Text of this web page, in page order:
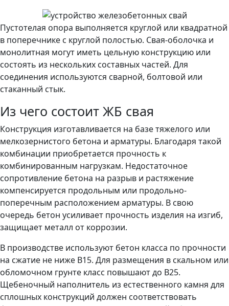
Пустотелая опора выполняется круглой или квадратной
в поперечнике с круглой полостью. Свая-оболочка и
монолитная могут иметь цельную конструкцию или
состоять из нескольких составных частей. Для
соединения используются сварной, болтовой или
стаканный стык.
Из чего состоит ЖБ свая
Конструкция изготавливается на базе тяжелого или
мелкозернистого бетона и арматуры. Благодаря такой
комбинации приобретается прочность к
комбинированным нагрузкам. Недостаточное
сопротивление бетона на разрыв и растяжение
компенсируется продольным или продольно-
поперечным расположением арматуры. В свою
очередь бетон усиливает прочность изделия на изгиб,
защищает металл от коррозии.
В производстве используют бетон класса по прочности
на сжатие не ниже В15. Для размещения в скальном или
обломочном грунте класс повышают до В25.
Щебеночный наполнитель из естественного камня для
сплошных конструкций должен соответствовать